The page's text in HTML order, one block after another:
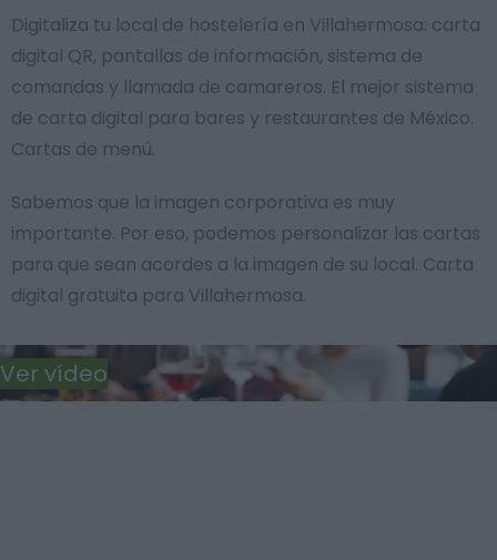
Digitaliza tu local de hostelería en Villahermosa: carta
digital QR, pantallas de información, sistema de
comandas y llamada de camareros. El mejor sistema
de carta digital para bares y restaurantes de México.
Cartas de menú.
Sabemos que la imagen corporativa es muy
importante. Por eso, podemos personalizar las cartas
para que sean acordes a la imagen de su local. Carta
digital gratuita para Villahermosa.
Ver vídeo